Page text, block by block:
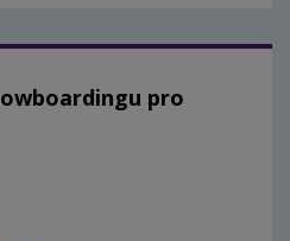
pro